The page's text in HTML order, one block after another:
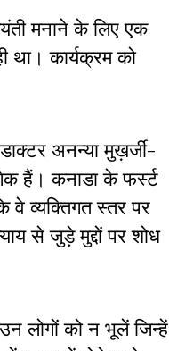
मनाने के लिए एक
था। कार्यक्रम को
अनन्या मुख़र्जी-
हैं। कनाडा के फर्स्ट
वे व्यक्तिगत स्तर पर
से जुड़े मुद्दों पर शोध
लोगों को न भूलें जिन्हें